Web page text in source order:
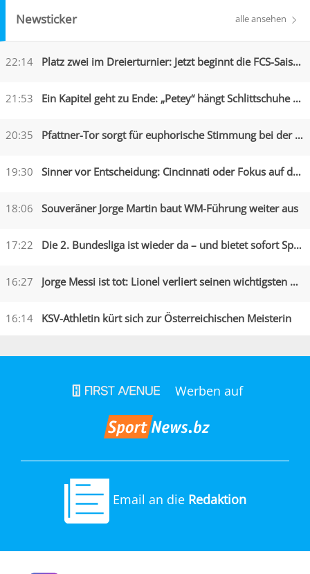
Newsticker alle ansehen
22:14 Platz zwei im Dreierturnier: Jetzt beginnt die FCS-Saison
21:53 Ein Kapitel geht zu Ende: „Petey“ hängt Schlittschuhe an den Nagel
20:35 Pfattner-Tor sorgt für euphorische Stimmung bei der Austria
19:30 Sinner vor Entscheidung: Cincinnati oder Fokus auf die US Open?
18:06 Souveräner Jorge Martin baut WM-Führung weiter aus
17:22 Die 2. Bundesliga ist wieder da – und bietet sofort Spektakel
16:27 Jorge Messi ist tot: Lionel verliert seinen wichtigsten Begleiter
16:14 KSV-Athletin kürt sich zur Österreichischen Meisterin
Werben auf
Email an die Redaktion